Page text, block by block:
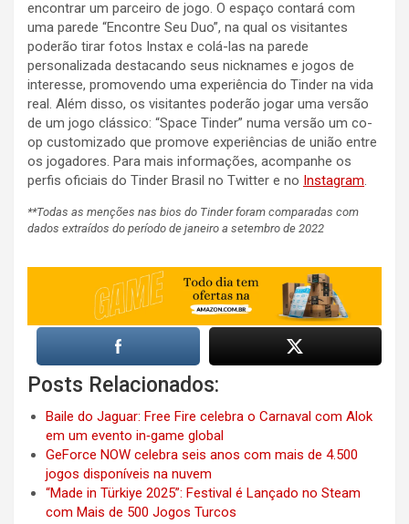
encontrar um parceiro de jogo. O espaço contará com
uma parede “Encontre Seu Duo”, na qual os visitantes
poderão tirar fotos Instax e colá-las na parede
personalizada destacando seus nicknames e jogos de
interesse, promovendo uma experiência do Tinder na vida
real. Além disso, os visitantes poderão jogar uma versão
de um jogo clássico: “Space Tinder” numa versão um co-
op customizado que promove experiências de união entre
os jogadores. Para mais informações, acompanhe os
perfis oficiais do Tinder Brasil no Twitter e no Instagram.
**Todas as menções nas bios do Tinder foram comparadas com
dados extraídos do período de janeiro a setembro de 2022
Posts Relacionados:
Baile do Jaguar: Free Fire celebra o Carnaval com Alok
em um evento in‑game global
GeForce NOW celebra seis anos com mais de 4.500
jogos disponíveis na nuvem
“Made in Türkiye 2025”: Festival é Lançado no Steam
com Mais de 500 Jogos Turcos